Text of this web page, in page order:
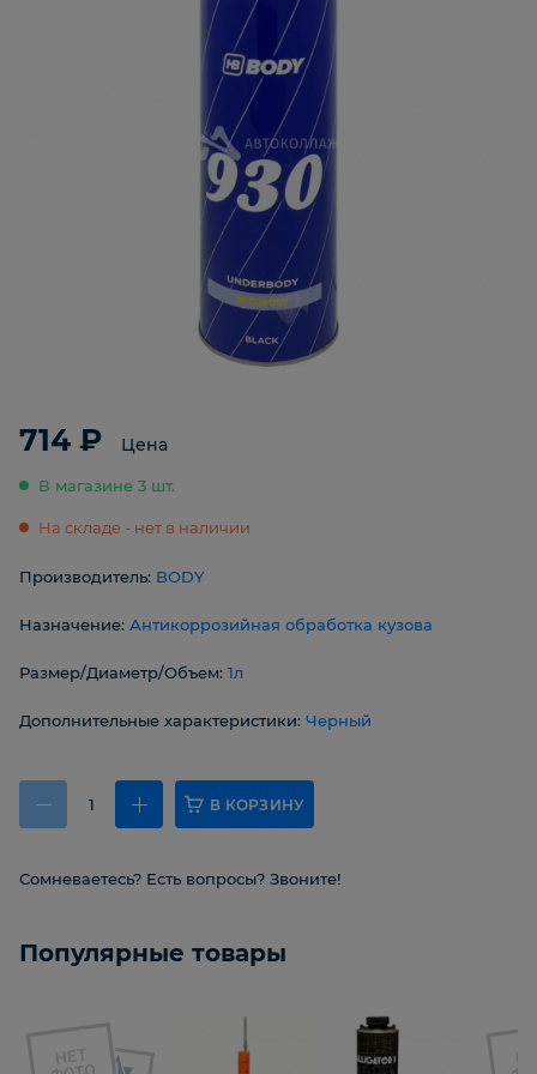
714 ₽ Цена
В магазине 3 шт.
На складе - нет в наличии
Производитель: BODY
Назначение: Антикоррозийная обработка кузова
Размер/Диаметр/Объем: 1л
Дополнительные характеристики: Черный
В КОРЗИНУ
Сомневаетесь? Есть вопросы? Звоните!
Популярные товары